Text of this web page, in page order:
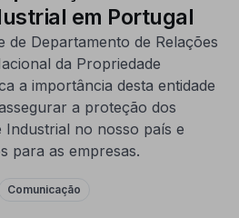
em Portugal
de Departamento de Relações
da Propriedade
a importância desta entidade
a proteção dos
Industrial no nosso país e
para as empresas.
Comunicação